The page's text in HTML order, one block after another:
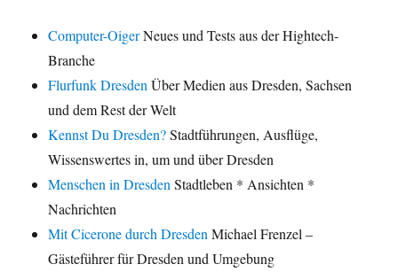
Computer-OigerNeues und Tests aus der Hightech-
Branche
Flurfunk Dresden Über Medien aus Dresden, Sachsen
und dem Rest der Welt
Kennst Du Dresden?Stadtführungen, Ausflüge,
Wissenswertes in, um und über Dresden
Menschen in Dresden Stadtleben * Ansichten *
Nachrichten
Mit Cicerone durch Dresden Michael Frenzel –
Gästeführer für Dresden und Umgebung